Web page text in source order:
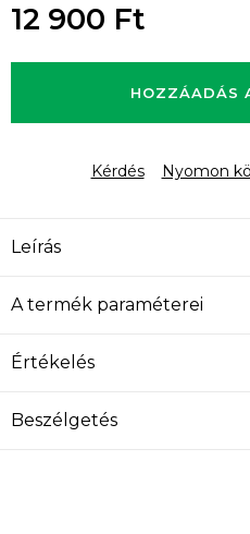
12 900 Ft
HOZZÁADÁS
Kérdés Nyomon
Leírás
A termék paraméterei
Értékelés
Beszélgetés